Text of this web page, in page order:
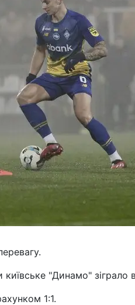
київське "Динамо" зіграло
1:1.